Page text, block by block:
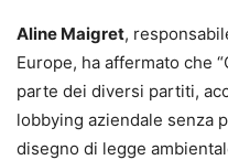
Aline Maigret,
Europe, ha affermato che
parte dei diversi partiti,
lobbying aziendale senza
disegno di legge